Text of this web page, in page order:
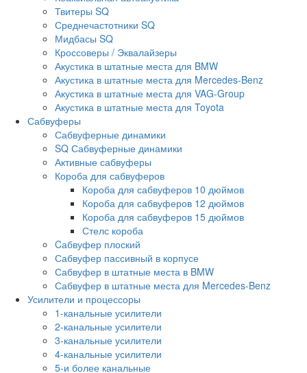
Твитеры SQ
Среднечастотники SQ
Мидбасы SQ
Кроссоверы / Эквалайзеры
Акустика в штатные места для BMW
Акустика в штатные места для Mercedes-Benz
Акустика в штатные места для VAG-Group
Акустика в штатные места для Toyota
Сабвуферы
Сабвуферные динамики
SQ Сабвуферные динамики
Активные сабвуферы
Короба для сабвуферов
Короба для сабвуферов 10 дюймов
Короба для сабвуферов 12 дюймов
Короба для сабвуферов 15 дюймов
Стелс короба
Cабвуфер плоский
Сабвуфер пассивный в корпусе
Сабвуфер в штатные места в BMW
Сабвуфер в штатные места для Mercedes-Benz
Усилители и процессоры
1-канальные усилители
2-канальные усилители
3-канальные усилители
4-канальные усилители
5-и более канальные